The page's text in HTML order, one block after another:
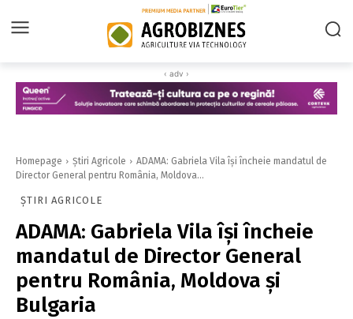
‹ adv ›
Homepage Știri Agricole
ADAMA: Gabriela Vila își încheie mandatul de
Director General pentru România, Moldova...
ȘTIRI AGRICOLE
ADAMA: Gabriela Vila își încheie
mandatul de Director General
pentru România, Moldova și
Bulgaria